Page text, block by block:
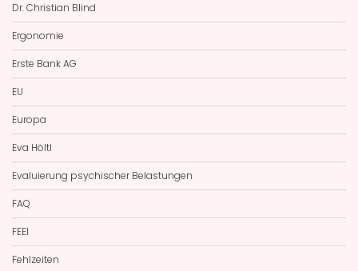
Dr. Christian Blind
Ergonomie
Erste Bank AG
EU
Europa
Eva Höltl
Evaluierung psychischer Belastungen
FAQ
FEEI
Fehlzeiten